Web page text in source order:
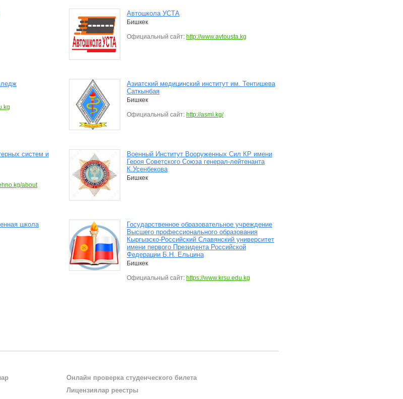
Автошкола УСТА
Бишкек
Официальный сайт: http://www.avtousta.kg
Азиатский медицинский институт им. Тентишева
Саткынбая
Бишкек
Официальный сайт: http://asmi.kg/
систем и
about
Военный Институт Вооруженных Сил КР имени
Героя Советского Союза генерал-лейтенанта
К.Усенбекова
Бишкек
школа
Государственное образовательное учреждение
Высшего профессионального образования
Кыргызско-Российский Славянский университет
имени первого Президента Российской
Федерации Б.Н. Ельцина
Бишкек
Официальный сайт: https://www.krsu.edu.kg
Онлайн проверка студенческого билета
Лицензиялар реестры